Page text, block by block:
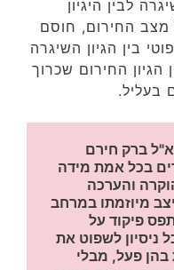
לבין היגיון
מצב החירום, חוסם
בין הגיון השיגרה
הגיון החירום שכרוך
בעליל.